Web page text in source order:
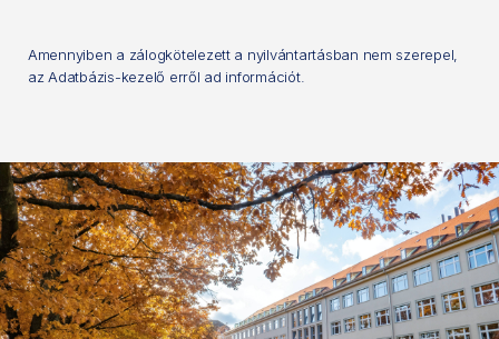
Amennyiben a zálogkötelezett a nyilvántartásban nem szerepel,
az Adatbázis-kezelő erről ad információt.